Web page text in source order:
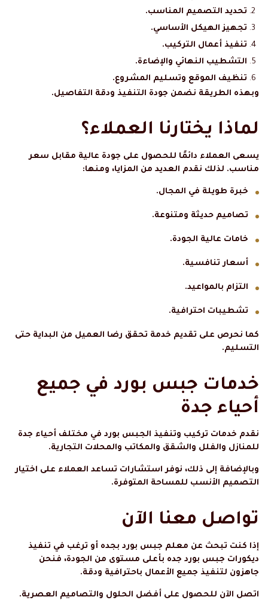
تحديد التصميم المناسب.
تجهيز الهيكل الأساسي.
تنفيذ أعمال التركيب.
التشطيب النهائي والإضاءة.
تنظيف الموقع وتسليم المشروع.
وبهذه الطريقة نضمن جودة التنفيذ ودقة التفاصيل.
لماذا يختارنا العملاء؟
يسعى العملاء دائمًا للحصول على جودة عالية مقابل سعر
مناسب. لذلك نقدم العديد من المزايا، ومنها:
خبرة طويلة في المجال.
تصاميم حديثة ومتنوعة.
خامات عالية الجودة.
أسعار تنافسية.
التزام بالمواعيد.
تشطيبات احترافية.
كما نحرص على تقديم خدمة تحقق رضا العميل من البداية حتى
التسليم.
خدمات جبس بورد في جميع
أحياء جدة
نقدم خدمات تركيب وتنفيذ الجبس بورد في مختلف أحياء جدة
للمنازل والفلل والشقق والمكاتب والمحلات التجارية.
وبالإضافة إلى ذلك، نوفر استشارات تساعد العملاء على اختيار
التصميم الأنسب للمساحة المتوفرة.
تواصل معنا الآن
إذا كنت تبحث عن معلم جبس بورد بجده أو ترغب في تنفيذ
ديكورات جبس بورد جده بأعلى مستوى من الجودة، فنحن
جاهزون لتنفيذ جميع الأعمال باحترافية ودقة.
اتصل الآن للحصول على أفضل الحلول والتصاميم العصرية.